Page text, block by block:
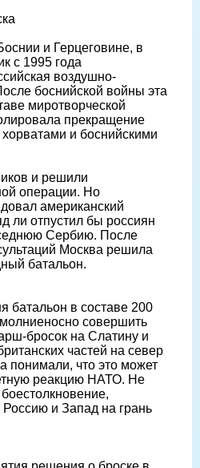
и Герцеговине, в
с 1995 года
воздушно-
боснийской войны эта
миротворческой
прекращение
и боснийскими
и решили
операции. Но
американский
ли отпустил бы россиян
Сербию. После
Москва решила
батальон.
батальон в составе 200
совершить
бросок на Слатину и
частей на север
понимали, что это может
реакцию НАТО. Не
Россию и Запад на грань